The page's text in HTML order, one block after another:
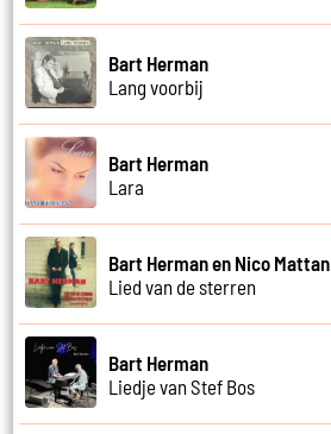
Bart Herman
Lang voorbij
Bart Herman
Lara
Bart Herman en Nico Mattan
Lied van de sterren
Bart Herman
Liedje van Stef Bos